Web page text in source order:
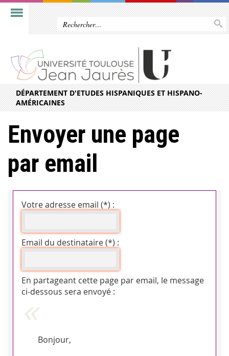
DÉPARTEMENT D'ETUDES HISPANIQUES ET HISPANO-
AMÉRICAINES
Envoyer une page
par email
Votre adresse email (*) :
Email du destinataire (*) :
En partageant cette page par email, le message
ci-dessous sera envoyé :
Bonjour,